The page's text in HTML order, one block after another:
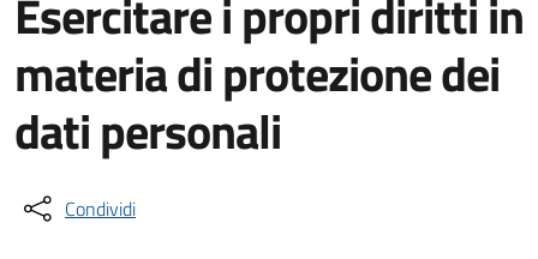
Esercitare i propri diritti in
materia di protezione dei
dati personali
Condividi